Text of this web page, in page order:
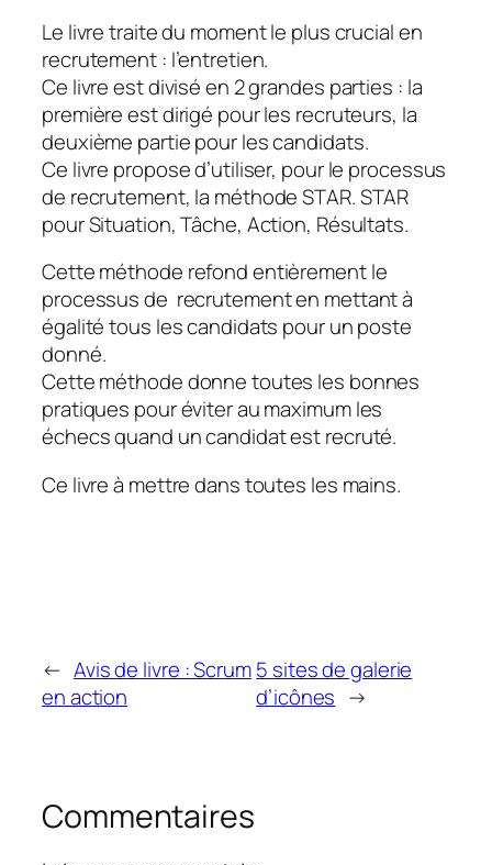
Le livre traite du moment le plus crucial en
recrutement : l’entretien.
Ce livre est divisé en 2 grandes parties : la
première est dirigé pour les recruteurs, la
deuxième partie pour les candidats.
Ce livre propose d’utiliser, pour le processus
de recrutement, la méthode STAR. STAR
pour Situation, Tâche, Action, Résultats.
Cette méthode refond entièrement le
processus de recrutement en mettant à
égalité tous les candidats pour un poste
donné.
Cette méthode donne toutes les bonnes
pratiques pour éviter au maximum les
échecs quand un candidat est recruté.
Ce livre à mettre dans toutes les mains.
← Avis de livre : Scrum
en action
5 sites de galerie
d’icônes →
Commentaires